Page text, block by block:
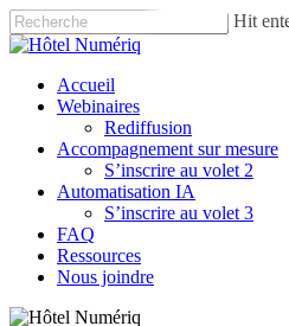
Skip
to
content
Hit
Close
Menu
Accueil
Webinaires
Rediffusion
Accompagnement sur mesure
S’inscrire au volet 2
Automatisation IA
S’inscrire au volet 3
FAQ
Ressources
Nous joindre